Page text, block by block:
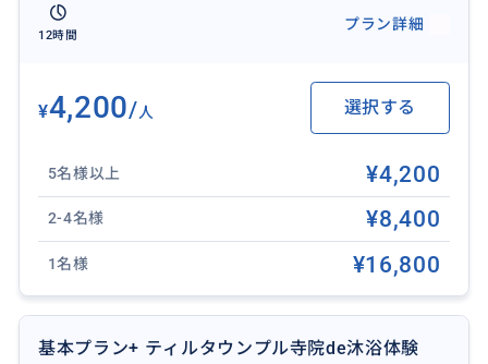
千年以上湧き続ける聖なる泉で知られるパワースポッ
17:00 ゴアガジャ遺跡
洞窟の入り口の巨大な顔のレリーフが印象的
↓
20:00 ホテル到着
※交通状況により、到着・帰着時間が前後する場合が
ございます
✨ゴアガジャ遺跡を下記スポットへ変更可能です✨
【ウルン ダヌ バトゥール寺院（世界遺産）】
12時間
プラン詳細
¥4,200/人 選択する
5名様以上 ¥4,200
2-4名様 ¥8,400
1名様 ¥16,800
基本プラン+ ティルタウンプル寺院de沐浴体験